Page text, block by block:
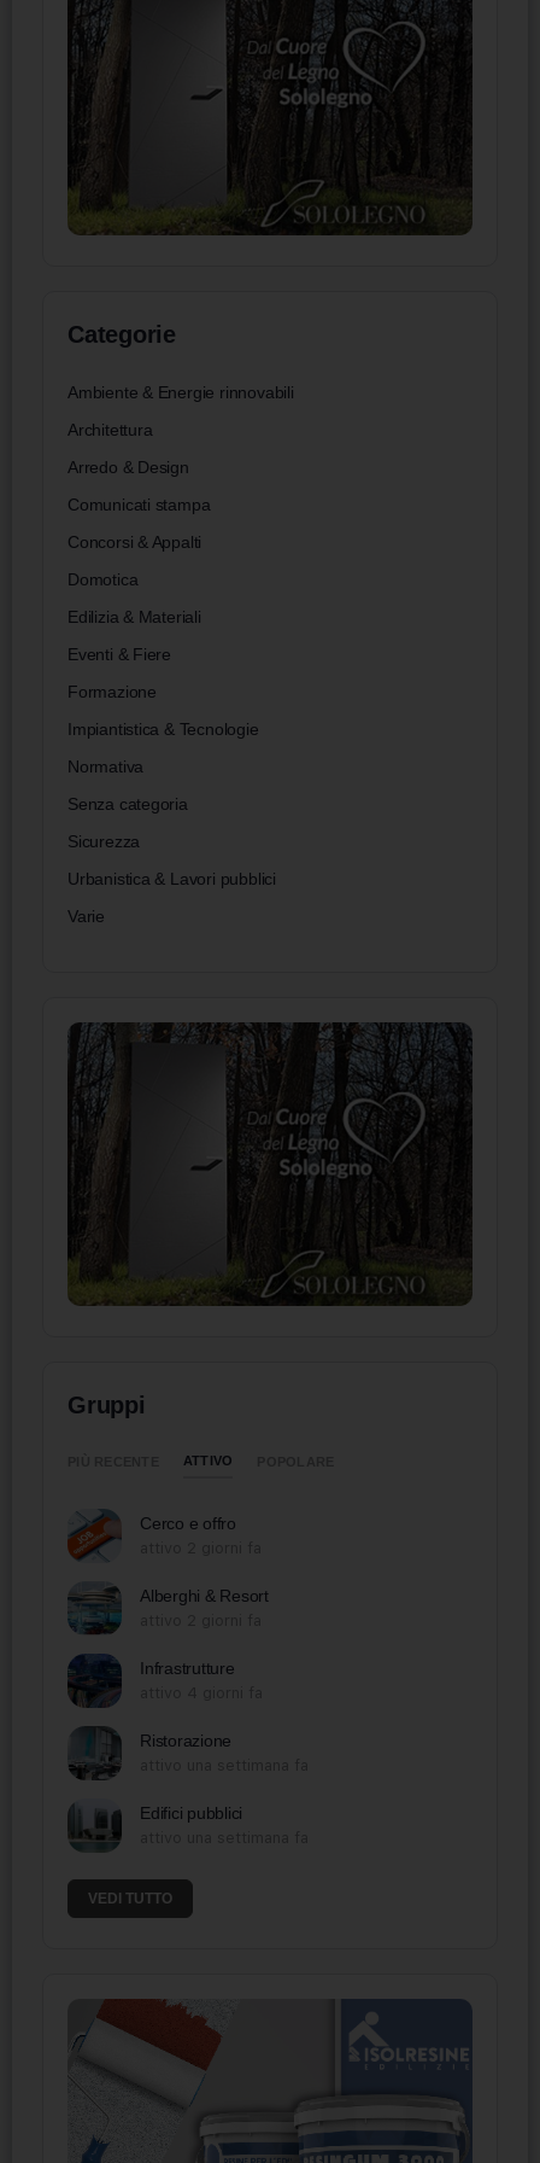
Categorie
Ambiente & Energie rinnovabili
Architettura
Arredo & Design
Comunicati stampa
Concorsi & Appalti
Domotica
Edilizia & Materiali
Eventi & Fiere
Formazione
Impiantistica & Tecnologie
Normativa
Senza categoria
Sicurezza
Urbanistica & Lavori pubblici
Varie
Gruppi
ATTIVO
Cerco e offro
Alberghi & Resort
Infrastrutture
Ristorazione
Edifici pubblici
VEDI TUTTO